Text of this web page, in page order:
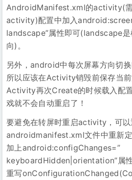
AndroidManifest.xml的activity(
activity)配置中加入
landscape”属性即可(landscape
向)。
另外，android中每次屏幕方向切
所以应该在Activity销毁前保存当
Activity再次Create的时候载入配
戏就不会自动重启了！
要避免在转屏时重启activity，可以
androidmanifest.xml文件中重新
加上android:configChanges=”
keyboardHidden|orientation”属
重写